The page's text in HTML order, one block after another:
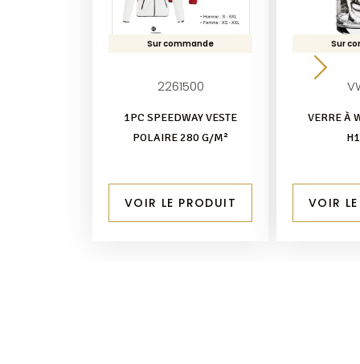
Sur commande
2261500
1PC SPEEDWAY VESTE
POLAIRE 280 G/M²
VOIR LE PRODUIT
Sur
VERRE À
VOIR